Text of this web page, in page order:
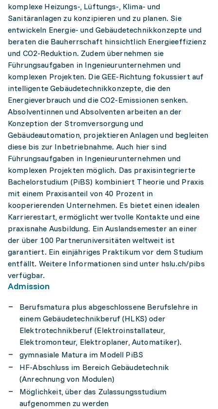
komplexe Heizungs-, Lüftungs-, Klima- und
Sanitäranlagen zu konzipieren und zu planen. Sie
entwickeln Energie- und Gebäudetechnikkonzepte und
beraten die Bauherrschaft hinsichtlich Energieeffizienz
und CO2-Reduktion. Zudem übernehmen sie
Führungsaufgaben in Ingenieurunternehmen und
komplexen Projekten. Die GEE-Richtung fokussiert auf
intelligente Gebäudetechnikkonzepte, die den
Energieverbrauch und die CO2-Emissionen senken.
Absolventinnen und Absolventen arbeiten an der
Konzeption der Stromversorgung und
Gebäudeautomation, projektieren Anlagen und begleiten
diese bis zur Inbetriebnahme. Auch hier sind
Führungsaufgaben in Ingenieurunternehmen und
komplexen Projekten möglich. Das praxisintegrierte
Bachelorstudium (PiBS) kombiniert Theorie und Praxis
mit einem Praxisanteil von 40 Prozent in
kooperierenden Unternehmen. Es bietet einen idealen
Karrierestart, ermöglicht wertvolle Kontakte und eine
praxisnahe Ausbildung. Ein Auslandsemester an einer
der über 100 Partneruniversitäten weltweit ist
garantiert. Ein einjähriges Praktikum vor dem Studium
entfällt. Weitere Informationen sind unter hslu.ch/pibs
verfügbar.
Admission
Berufsmatura plus abgeschlossene Berufslehre in
einem Gebäudetechnikberuf (HLKS) oder
Elektrotechnikberuf (Elektroinstallateur,
Elektromonteur, Elektroplaner, Automatiker).
gymnasiale Matura im Modell PiBS
HF-Abschluss im Bereich Gebäudetechnik
(Anrechnung von Modulen)
Möglichkeit, über das Zulassungsstudium
aufgenommen zu werden